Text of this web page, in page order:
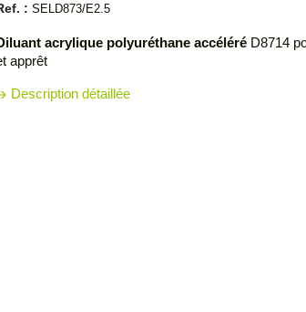
: SELD873/E2.5
acrylique polyuréthane accéléréD8714
apprêt
Description détaillée